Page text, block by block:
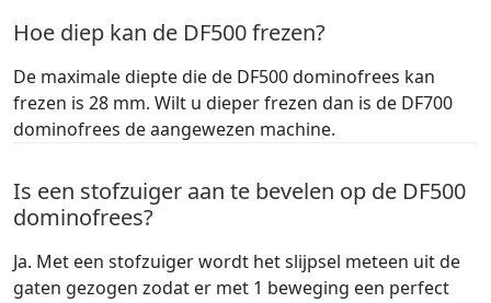
Hoe diep kan de DF500 frezen?
De maximale diepte die de DF500 dominofrees kan
frezen is 28 mm. Wilt u dieper frezen dan is de DF700
dominofrees de aangewezen machine.
Is een stofzuiger aan te bevelen op de DF500
dominofrees?
Ja. Met een stofzuiger wordt het slijpsel meteen uit de
gaten gezogen zodat er met 1 beweging een perfect